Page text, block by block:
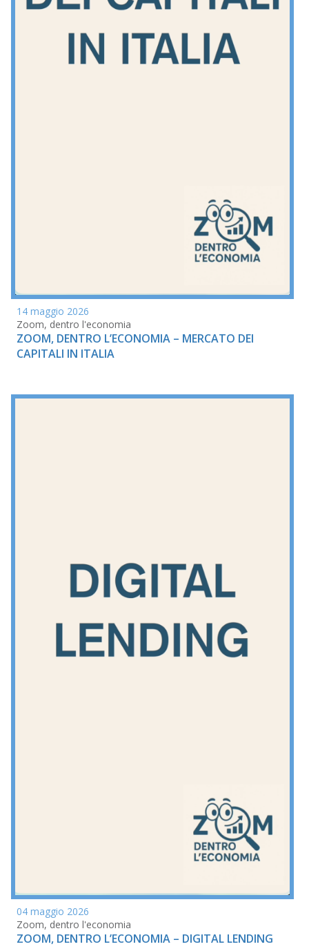
14 maggio 2026
Zoom, dentro l'economia
ZOOM, DENTRO L’ECONOMIA – MERCATO DEI
CAPITALI IN ITALIA
04 maggio 2026
Zoom, dentro l'economia
ZOOM, DENTRO L’ECONOMIA – DIGITAL LENDING